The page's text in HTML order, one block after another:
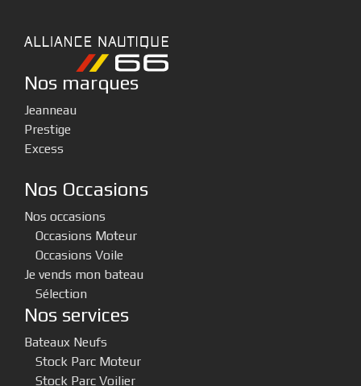
Nos marques
Jeanneau
Prestige
Excess
Nos Occasions
Nos occasions
Occasions Moteur
Occasions Voile
Je vends mon bateau
Sélection
Nos services
Bateaux Neufs
Stock Parc Moteur
Stock Parc Voilier